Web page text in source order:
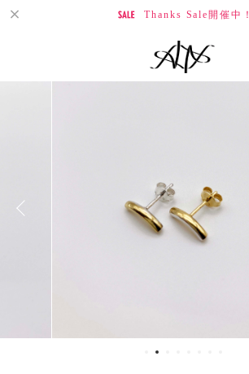
Thanks Sale開催中！